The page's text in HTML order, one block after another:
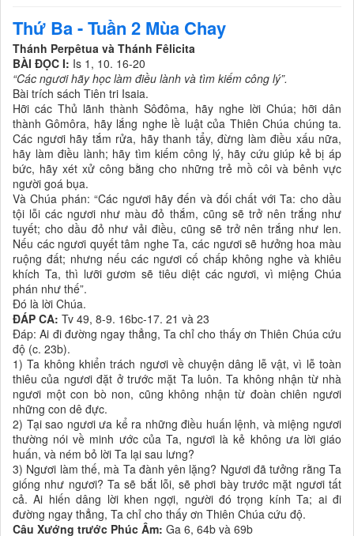
Thứ Ba - Tuần 2 Mùa Chay
Thánh Perpêtua và Thánh Fêlicita
BÀI ĐỌC I: Is 1, 10. 16-20
“Các ngươi hãy học làm điều lành và tìm kiếm công lý”.
Bài trích sách Tiên tri Isaia.
Hỡi các Thủ lãnh thành Sôđôma, hãy nghe lời Chúa; hỡi dân
thành Gômôra, hãy lắng nghe lề luật của Thiên Chúa chúng ta.
Các ngươi hãy tắm rửa, hãy thanh tẩy, đừng làm điều xấu nữa,
hãy làm điều lành; hãy tìm kiếm công lý, hãy cứu giúp kẻ bị áp
bức, hãy xét xử công bằng cho những trẻ mồ côi và bênh vực
người goá bụa.
Và Chúa phán: “Các ngươi hãy đến và đối chất với Ta: cho dầu
tội lỗi các ngươi như màu đỏ thắm, cũng sẽ trở nên trắng như
tuyết; cho dầu đỏ như vải điều, cũng sẽ trở nên trắng như len.
Nếu các ngươi quyết tâm nghe Ta, các ngươi sẽ hưởng hoa màu
ruộng đất; nhưng nếu các ngươi cố chấp không nghe và khiêu
khích Ta, thì lưỡi gươm sẽ tiêu diệt các ngươi, vì miệng Chúa
phán như thế”.
Ðó là lời Chúa.
ĐÁP CA: Tv 49, 8-9. 16bc-17. 21 và 23
Ðáp: Ai đi đường ngay thẳng, Ta chỉ cho thấy ơn Thiên Chúa cứu
độ (c. 23b).
1) Ta không khiển trách ngươi về chuyện dâng lễ vật, vì lễ toàn
thiêu của ngươi đặt ở trước mặt Ta luôn. Ta không nhận từ nhà
ngươi một con bò non, cũng không nhận từ đoàn chiên ngươi
những con dê đực.
2) Tại sao ngươi ưa kể ra những điều huấn lệnh, và miệng ngươi
thường nói về minh ước của Ta, ngươi là kẻ không ưa lời giáo
huấn, và ném bỏ lời Ta lại sau lưng?
3) Ngươi làm thế, mà Ta đành yên lặng? Ngươi đã tưởng rằng Ta
giống như ngươi? Ta sẽ bắt lỗi, sẽ phơi bày trước mặt ngươi tất
cả. Ai hiến dâng lời khen ngợi, người đó trọng kính Ta; ai đi
đường ngay thẳng, Ta chỉ cho thấy ơn Thiên Chúa cứu độ.
Câu Xướng trước Phúc Âm: Ga 6, 64b và 69b